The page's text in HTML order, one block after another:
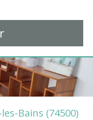
Bains (74500)